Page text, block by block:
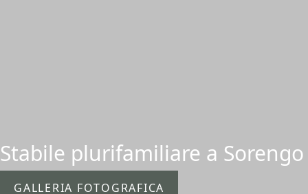
Stabile plurifamiliare a Sorengo
GALLERIA FOTOGRAFICA